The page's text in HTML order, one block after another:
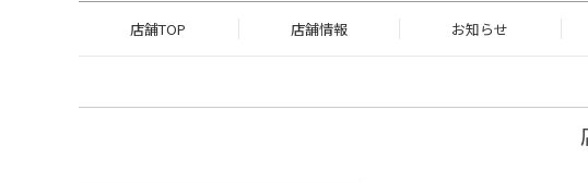
店舗TOP 店舗情報 お知らせ